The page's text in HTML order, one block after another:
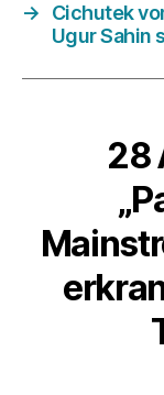
→
Cichutek
Ugur Sahin
28